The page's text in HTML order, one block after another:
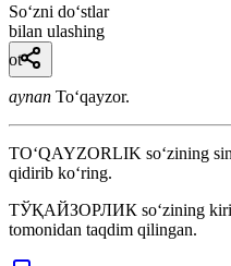
So‘zni do‘stlar
bilan ulashing
ot
aynan Toʻqayzor.
TO‘QAYZORLIK so‘zining
qidirib ko‘ring.
ТЎҚАЙЗОРЛИК so‘zining
tomonidan taqdim qilingan.